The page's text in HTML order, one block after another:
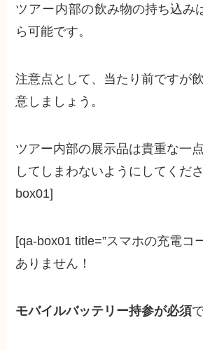
ツアー内部の飲み物の持ち込み
ら可能です。
注意点として、当たり前ですが
意しましょう。
ツアー内部の展示品は貴重な一
してしまわないようにしてくだ
box01]
[qa-box01 title=”スマホの充電コ
ありません！
モバイルバッテリー持参が必須